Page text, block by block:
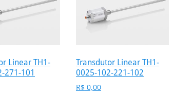
Linear TH1-
271-101
Transdutor Linear TH1-
0025-102-221-102
R$ 0,00